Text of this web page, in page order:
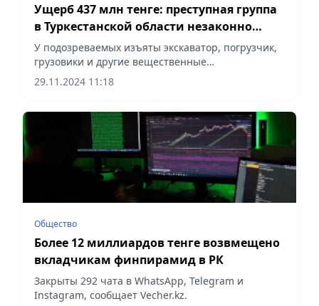
Ущерб 437 млн тенге: преступная группа
в Туркестанской области незаконно
добывала гравий
У подозреваемых изъяты экскаватор, погрузчик,
грузовики и другие вещественные
доказательства, сообщает Vecher.kz.
29.11.2024 11:18
Общество
Более 12 миллиардов тенге возвмещено
вкладчикам финпирамид в РК
Закрыты 292 чата в WhatsApp, Telegram и
Instagram, сообщает Vecher.kz.